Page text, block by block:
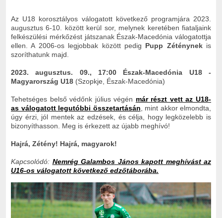
Az U18 korosztályos válogatott következő programjára 2023.
augusztus 6-10. között kerül sor, melynek keretében fiataljaink
felkészülési mérkőzést játszanak Észak-Macedónia válogatottja
ellen. A 2006-os legjobbak között pedig Pupp Zéténynekis
szoríthatunk majd.
2023. augusztus. 09., 17:00 Észak-Macedónia U18 -
Magyarország U18 (Szopkje, Észak-Macedónia)
Tehetséges belső védőnk július végén már részt vett az U18-
as válogatott legutóbbi összetartásán, mint akkor elmondta,
úgy érzi, jól mentek az edzések, és célja, hogy legközelebb is
bizonyíthasson. Meg is érkezett az újabb meghívó!
Hajrá, Zétény! Hajrá, magyarok!
Kapcsolódó: Nemrég Galambos János kapott meghívást az
U16-os válogatott következő edzőtáborába.